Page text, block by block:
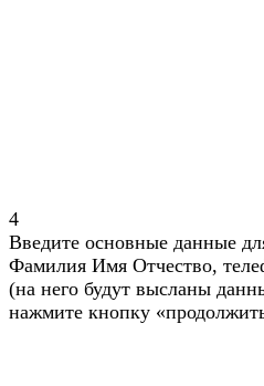
4
Введите основные данные
Фамилия Имя Отчество,
(на него будут высланы
нажмите кнопку